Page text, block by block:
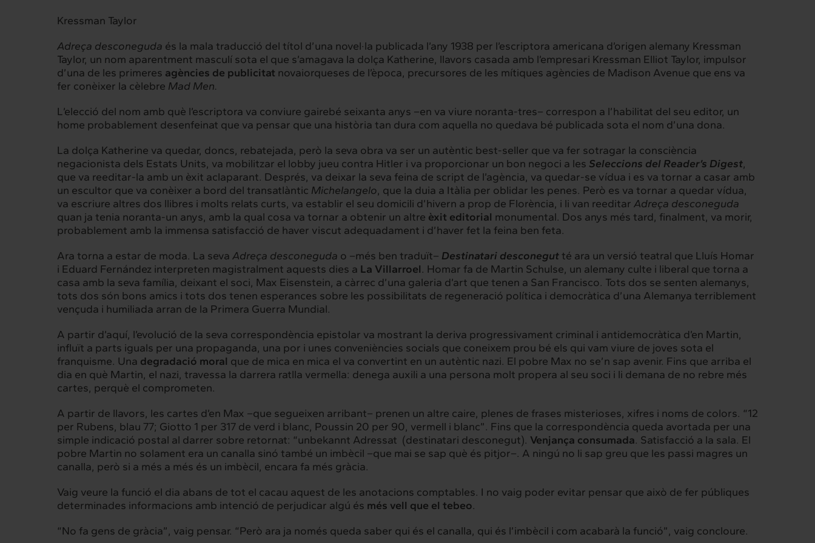
Intermèdia
Sobre nosaltres
Interconnexió
Els nostres serveis
Interacció
Projectes
Intermèdia
Confidencial
Interrelació
Clients
Insights
Actualitat
Intercanvi
Contacte
Kressman Taylor
Adreça desconeguda és la mala traducció del títol d’una novel·la publicada l’any 1938 per l’escriptora americana d’origen alemany Kressman
Taylor, un nom aparentment masculí sota el que s’amagava la dolça Katherine, llavors casada amb l’empresari Kressman Elliot Taylor, impulsor
d’una de les primeres agències de publicitat novaiorqueses de l’època, precursores de les mítiques agències de Madison Avenue que ens va
fer conèixer la cèlebre Mad Men.
L’elecció del nom amb què l’escriptora va conviure gairebé seixanta anys –en va viure noranta-tres– correspon a l’habilitat del seu editor, un
home probablement desenfeinat que va pensar que una història tan dura com aquella no quedava bé publicada sota el nom d’una dona.
La dolça Katherine va quedar, doncs, rebatejada, però la seva obra va ser un autèntic best-seller que va fer sotragar la consciència
negacionista dels Estats Units, va mobilitzar el lobby jueu contra Hitler i va proporcionar un bon negoci a les Seleccions del Reader’s Digest,
que va reeditar-la amb un èxit aclaparant. Després, va deixar la seva feina de script de l’agència, va quedar-se vídua i es va tornar a casar amb
un escultor que va conèixer a bord del transatlàntic Michelangelo, que la duia a Itàlia per oblidar les penes. Però es va tornar a quedar vídua,
va escriure altres dos llibres i molts relats curts, va establir el seu domicili d’hivern a prop de Florència, i li van reeditar Adreça desconeguda
quan ja tenia noranta-un anys, amb la qual cosa va tornar a obtenir un altre èxit editorial monumental. Dos anys més tard, finalment, va morir,
probablement amb la immensa satisfacció de haver viscut adequadament i d’haver fet la feina ben feta.
Ara torna a estar de moda. La seva Adreça desconeguda o –més ben traduït– Destinatari desconegut té ara un versió teatral que Lluís Homar
i Eduard Fernández interpreten magistralment aquests dies a La Villarroel. Homar fa de Martin Schulse, un alemany culte i liberal que torna a
casa amb la seva família, deixant el soci, Max Eisenstein, a càrrec d’una galeria d’art que tenen a San Francisco. Tots dos se senten alemanys,
tots dos són bons amics i tots dos tenen esperances sobre les possibilitats de regeneració política i democràtica d’una Alemanya terriblement
vençuda i humiliada arran de la Primera Guerra Mundial.
A partir d’aquí, l’evolució de la seva correspondència epistolar va mostrant la deriva progressivament criminal i antidemocràtica d’en Martin,
influït a parts iguals per una propaganda, una por i unes conveniències socials que coneixem prou bé els qui vam viure de joves sota el
franquisme. Una degradació moral que de mica en mica el va convertint en un autèntic nazi. El pobre Max no se’n sap avenir. Fins que arriba el
dia en què Martin, el nazi, travessa la darrera ratlla vermella: denega auxili a una persona molt propera al seu soci i li demana de no rebre més
cartes, perquè el comprometen.
A partir de llavors, les cartes d’en Max –que segueixen arribant– prenen un altre caire, plenes de frases misterioses, xifres i noms de colors. “12
per Rubens, blau 77; Giotto 1 per 317 de verd i blanc, Poussin 20 per 90, vermell i blanc”. Fins que la correspondència queda avortada per una
simple indicació postal al darrer sobre retornat: “unbekannt Adressat (destinatari desconegut). Venjança consumada. Satisfacció a la sala. El
pobre Martin no solament era un canalla sinó també un imbècil –que mai se sap què és pitjor–. A ningú no li sap greu que les passi magres un
canalla, però si a més a més és un imbècil, encara fa més gràcia.
Vaig veure la funció el dia abans de tot el cacau aquest de les anotacions comptables. I no vaig poder evitar pensar que això de fer públiques
determinades informacions amb intenció de perjudicar algú és més vell que el tebeo.
“No fa gens de gràcia”, vaig pensar. “Però ara ja només queda saber qui és el canalla, qui és l’imbècil i com acabarà la funció”, vaig concloure.